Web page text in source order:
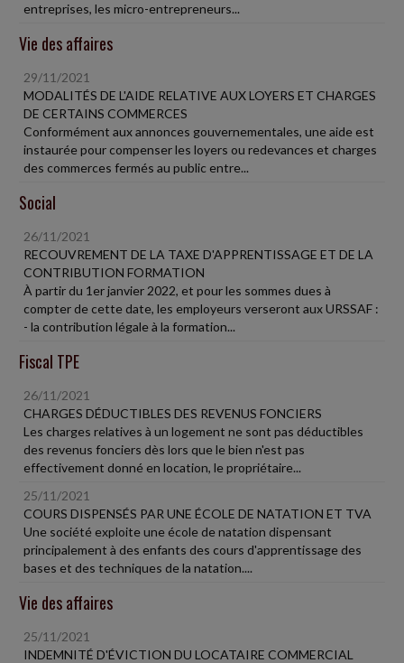
entreprises, les micro-entrepreneurs...
Vie des affaires
29/11/2021
MODALITÉS DE L'AIDE RELATIVE AUX LOYERS ET CHARGES
DE CERTAINS COMMERCES
Conformément aux annonces gouvernementales, une aide est
instaurée pour compenser les loyers ou redevances et charges
des commerces fermés au public entre...
Social
26/11/2021
RECOUVREMENT DE LA TAXE D'APPRENTISSAGE ET DE LA
CONTRIBUTION FORMATION
À partir du 1er janvier 2022, et pour les sommes dues à
compter de cette date, les employeurs verseront aux URSSAF :
- la contribution légale à la formation...
Fiscal TPE
26/11/2021
CHARGES DÉDUCTIBLES DES REVENUS FONCIERS
Les charges relatives à un logement ne sont pas déductibles
des revenus fonciers dès lors que le bien n'est pas
effectivement donné en location, le propriétaire...
25/11/2021
COURS DISPENSÉS PAR UNE ÉCOLE DE NATATION ET TVA
Une société exploite une école de natation dispensant
principalement à des enfants des cours d'apprentissage des
bases et des techniques de la natation....
Vie des affaires
25/11/2021
INDEMNITÉ D'ÉVICTION DU LOCATAIRE COMMERCIAL